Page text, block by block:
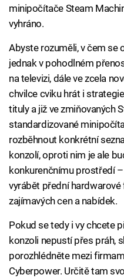
minipočítače Steam
vyhráno.
Abyste rozuměli, v čem se
jednak v pohodlném
na televizi, dále ve zcela
chvilce cviku hrát i
tituly a již ve zmiňovaných
standardizované
rozběhnout konkrétní
konzolí, oproti nim je ale
konkurenčnímu prostředí
vyrábět přední
zajímavých cen a nabídek.
Pokud se tedy i vy chcete
konzoli nepustí přes práh,
porozhlédněte mezi
Cyberpower. Určitě tam